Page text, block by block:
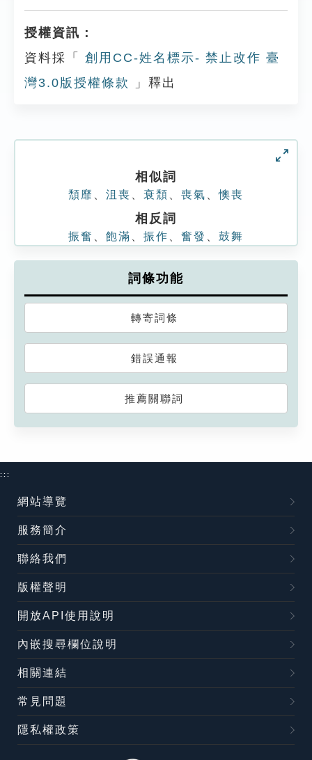
授權資訊：
資料採「
創用CC-姓名標示- 禁止改作 臺
灣3.0版授權條款
」釋出
相似詞
頹靡 沮喪 衰頹 喪氣 、懊喪
相反詞
振奮 飽滿 振作 奮發 鼓舞
詞條功能
轉寄詞條
錯誤通報
推薦關聯詞
:::
網站導覽
服務簡介
聯絡我們
版權聲明
開放API使用說明
內嵌搜尋欄位說明
相關連結
常見問題
隱私權政策